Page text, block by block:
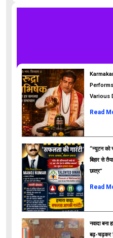
Various
Read
“न्यूटन को
बिहार से
छात्र”
Read
नवादा बना
बढ़-चढ़कर